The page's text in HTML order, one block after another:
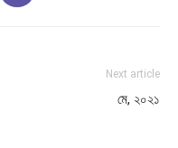
Next article
মে, ২০২১